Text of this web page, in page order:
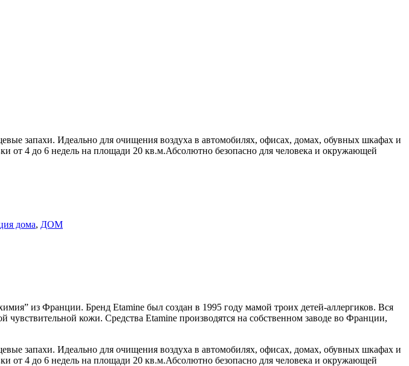
запахи. Идеально для очищения воздуха в автомобилях, офисах, домах, обувных шкафах и
от 4 до 6 недель на площади 20 кв.м.Абсолютно безопасно для человека и окружающей
дома, ДОМ
из Франции. Бренд Etamine был создан в 1995 году мамой троих детей-аллергиков. Вся
кожи. Средства Etamine производятся на собственном заводе во Франции,
запахи. Идеально для очищения воздуха в автомобилях, офисах, домах, обувных шкафах и
от 4 до 6 недель на площади 20 кв.м.Абсолютно безопасно для человека и окружающей